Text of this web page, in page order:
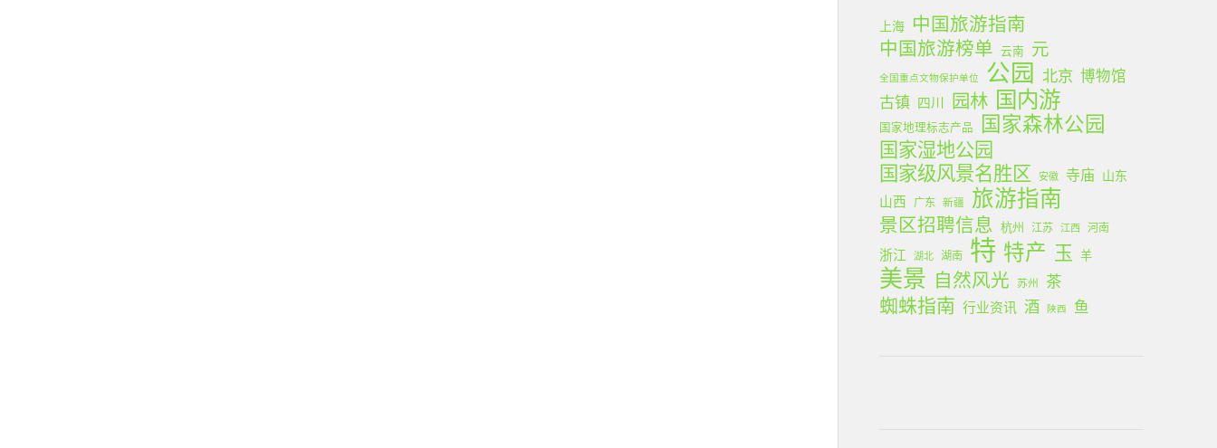
上海
中国旅游指南
中国旅游榜单 云南 元
全国重点文物保护单位 公园 北京 博物馆
古镇 四川 园林 国内游
国家地理标志产品 国家森林公园
国家湿地公园
国家级风景名胜区
安徽 寺庙 山东
山西 广东 新疆 旅游指南
景区招聘信息 杭州 江苏 江西 河南
浙江 湖北 湖南 特 特产 玉 羊
美景 自然风光 苏州 茶
蜘蛛指南 行业资讯 酒 陕西 鱼